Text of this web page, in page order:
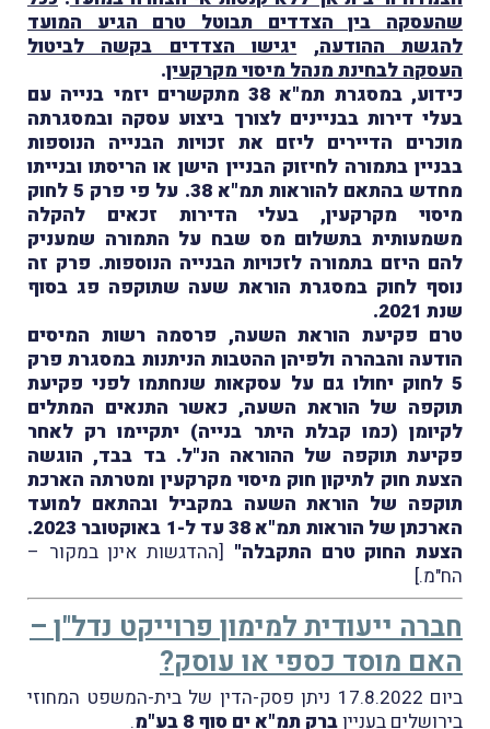
שהעסקה בין הצדדים תבוטל טרם הגיע המועד
להגשת ההודעה, יגישו הצדדים בקשה לביטול
העסקה לבחינת מנהל מיסוי מקרקעין.
כידוע, במסגרת תמ"א 38 מתקשרים יזמי בנייה עם
בעלי דירות בבניינים לצורך ביצוע עסקה ובמסגרתה
מוכרים הדיירים ליזם את זכויות הבנייה הנוספות
בבניין בתמורה לחיזוק הבניין הישן או הריסתו ובנייתו
מחדש בהתאם להוראות תמ"א 38. על פי פרק 5 לחוק
מיסוי מקרקעין, בעלי הדירות זכאים להקלה
משמעותית בתשלום מס שבח על התמורה שמעניק
להם היזם בתמורה לזכויות הבנייה הנוספות. פרק זה
נוסף לחוק במסגרת הוראת שעה שתוקפה פג בסוף
שנת 2021.
טרם פקיעת הוראת השעה, פרסמה רשות המיסים
הודעה והבהרה ולפיהן ההטבות הניתנות במסגרת פרק
5 לחוק יחולו גם על עסקאות שנחתמו לפני פקיעת
תוקפה של הוראת השעה, כאשר התנאים המתלים
לקיומן (כמו קבלת היתר בנייה) יתקיימו רק לאחר
פקיעת תוקפה של ההוראה הנ"ל. בד בבד, הוגשה
הצעת חוק לתיקון חוק מיסוי מקרקעין ומטרתה הארכת
תוקפה של הוראת השעה במקביל ובהתאם למועד
הארכתן של הוראות תמ"א 38 עד ל-1 באוקטובר 2023.
הצעת החוק טרם התקבלה" [ההדגשות אינן במקור –
הח"מ.]
חברה ייעודית למימון פרוייקט נדל"ן –
האם מוסד כספי או עוסק?
ביום 17.8.2022 ניתן פסק-הדין של בית-המשפט המחוזי
בירושלים בענייןברק תמ"א ים סוף 8 בע"מ
.